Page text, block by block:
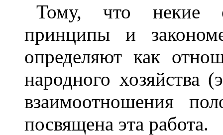
Тому, что некие
принципы и
определяют как
народного хозяйства
взаимоотношения
посвящена эта работа.